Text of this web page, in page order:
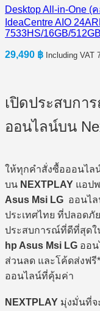
Desktop All-in-One
IdeaCentre AIO
7533HS/16GB/
29,490 ฿ Including VAT
เปิดประสบกา
ออนไลน์บน
ให้ทุกคำสั่งซื้อออนไล
บน NEXTPLAY แอป
Asus Msi LG ออนไ
ประเทศไทย ที่ปลอดภั
ประสบการณ์ที่ดีที่สุดใ
hp Asus Msi LG ออ
ส่วนลด และโค้ดส่งฟรี
ออนไลน์ที่คุ้มค่า
NEXTPLAY มุ่งมั่นที่